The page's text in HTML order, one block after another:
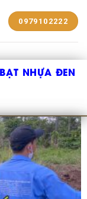
0979102222
NHỰA ĐEN